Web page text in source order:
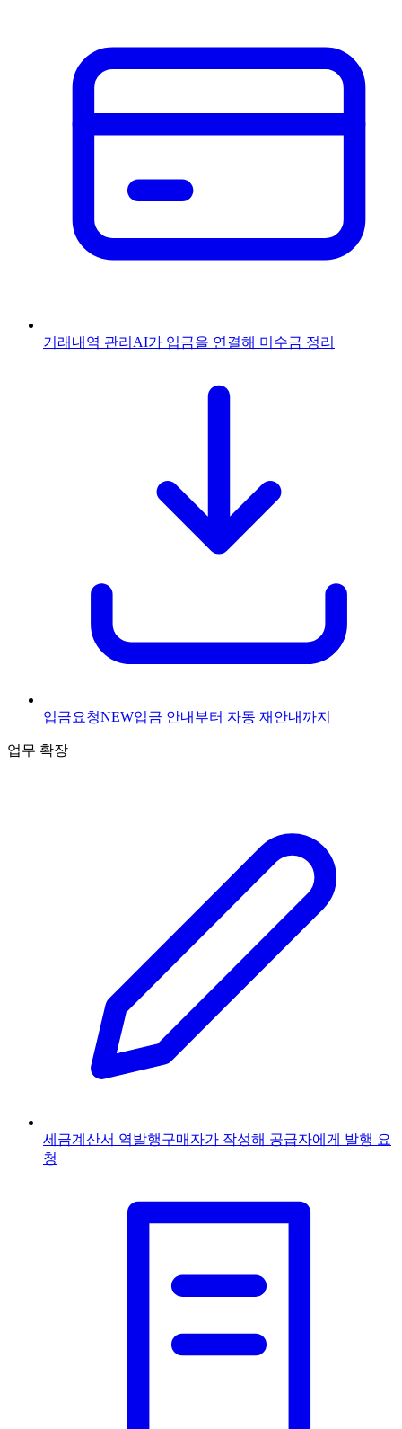
거래내역 관리 AI가 입금을 연결해 미수금 정리
입금요청NEW입금 안내부터 자동 재안내까지
업무 확장
세금계산서 역발행구매자가 작성해 공급자에게 발행 요
청